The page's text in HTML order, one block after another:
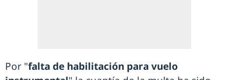
Por "falta de habilitación para vuelo